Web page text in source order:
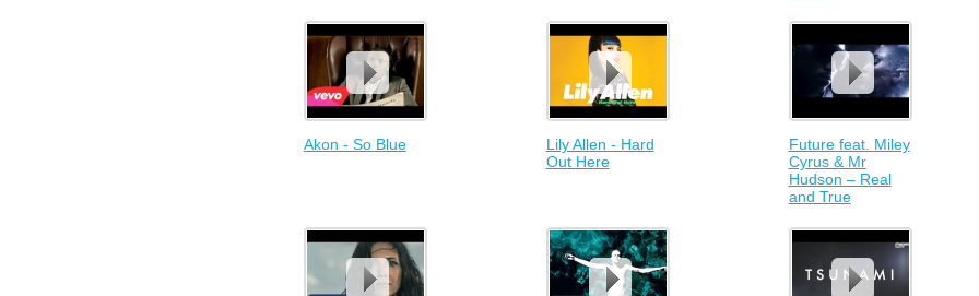
Akon - So Blue
Lily Allen - Hard
Out Here
Future feat. Miley
Cyrus & Mr
Hudson – Real
and True